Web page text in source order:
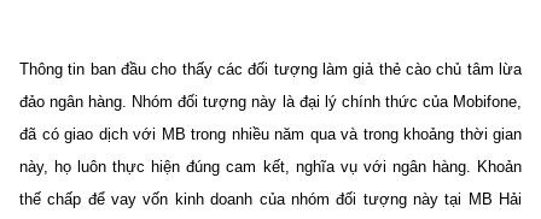
Thông tin ban đầu cho thấy các đối tượng làm giả thẻ cào chủ tâm lừa
đảo ngân hàng. Nhóm đối tượng này là đại lý chính thức của Mobifone,
đã có giao dịch với MB trong nhiều năm qua và trong khoảng thời gian
này, họ luôn thực hiện đúng cam kết, nghĩa vụ với ngân hàng. Khoản
thế chấp để vay vốn kinh doanh của nhóm đối tượng này tại MB Hải